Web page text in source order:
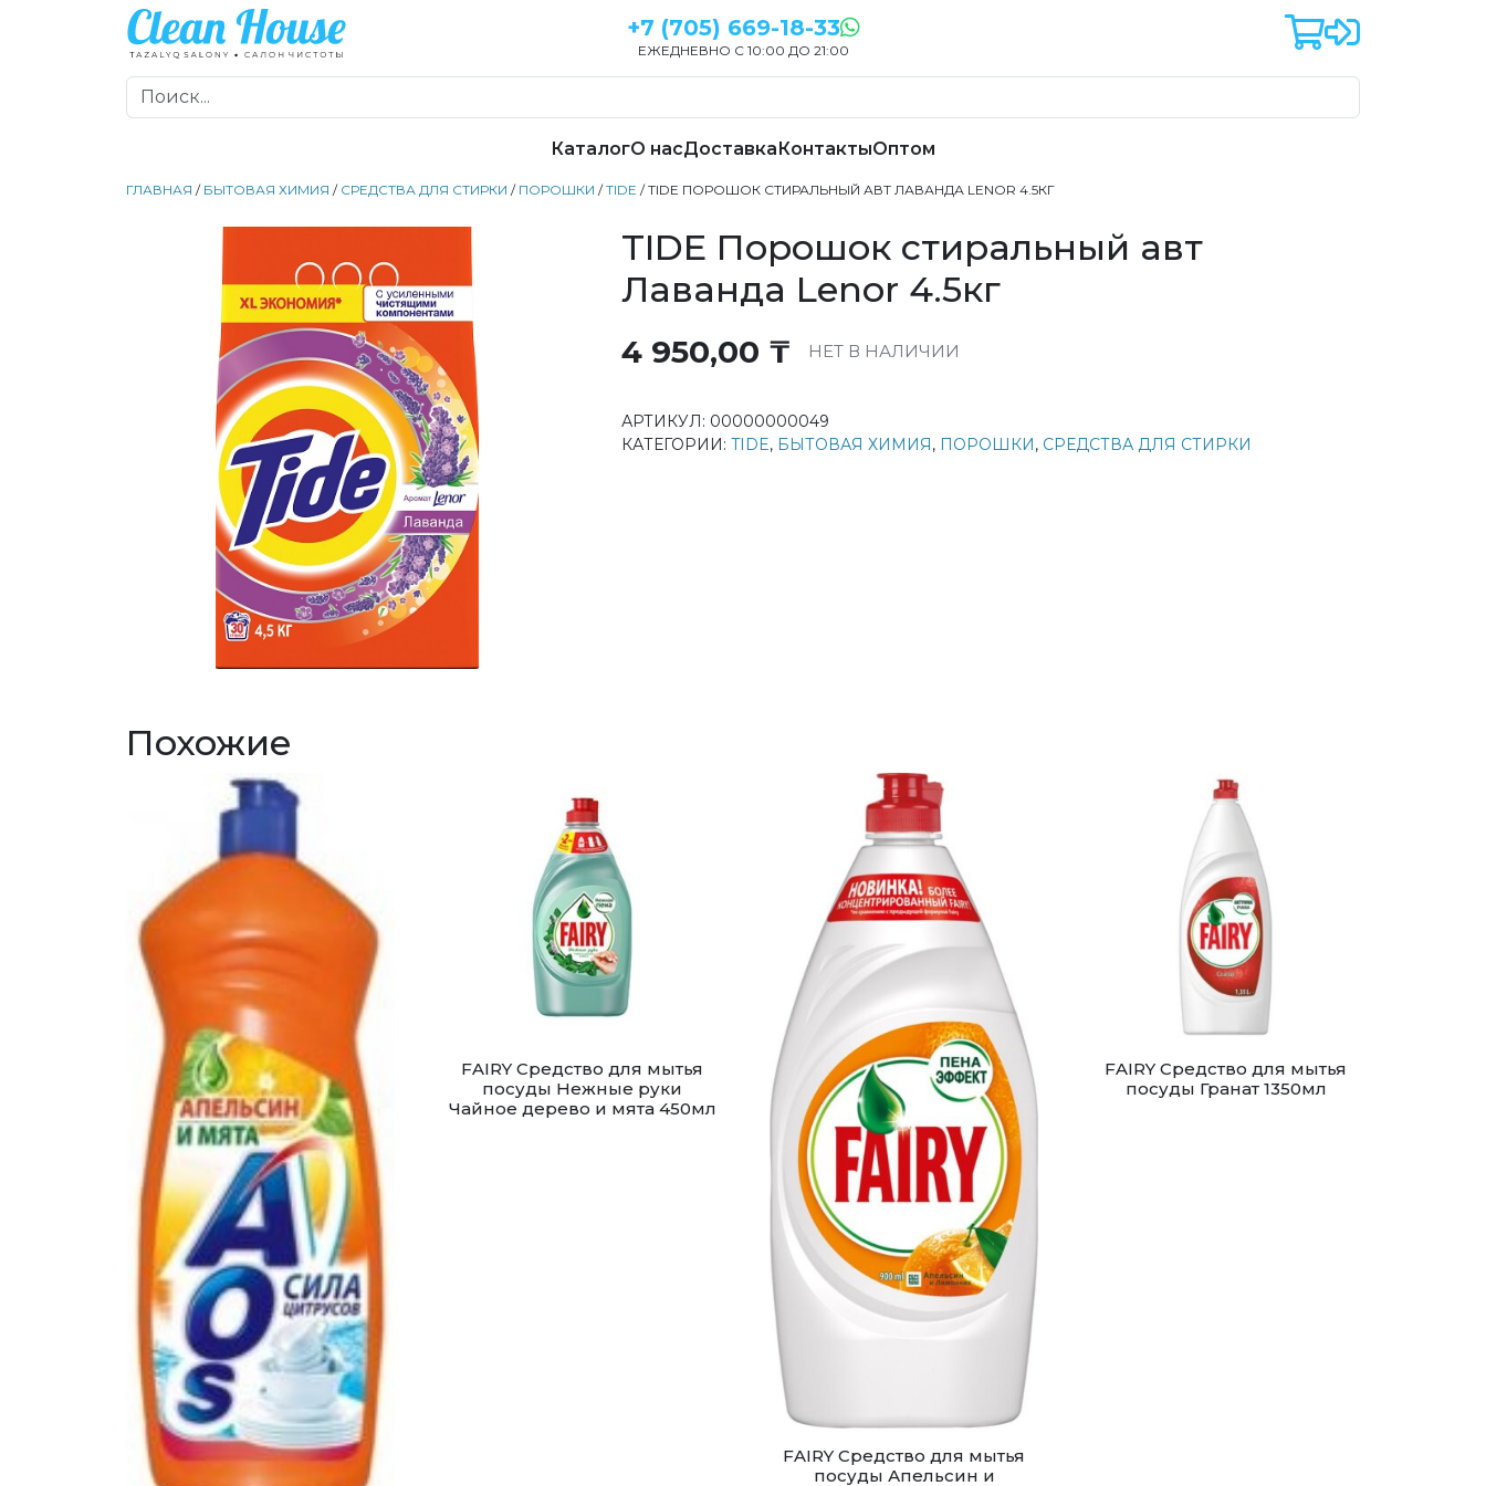
+7 (705) 669-18-33
ЕЖЕДНЕВНО С 10:00 ДО 21:00
КаталогО насДоставкаКонтактыОптом
ГЛАВНАЯ / БЫТОВАЯ ХИМИЯ / СРЕДСТВА ДЛЯ СТИРКИ / ПОРОШКИ /TIDE / TIDE ПОРОШОК СТИРАЛЬНЫЙ АВТ ЛАВАНДА LENOR 4.5КГ
TIDE Порошок стиральный авт
Лаванда Lenor 4.5кг
4 950,00 ₸ НЕТ В НАЛИЧИИ
АРТИКУЛ: 00000000049
КАТЕГОРИИ: TIDE, БЫТОВАЯ ХИМИЯ, ПОРОШКИ, СРЕДСТВА ДЛЯ СТИРКИ
Похожие
FAIRY Средство для мытья
посуды Нежные руки
Чайное дерево и мята 450мл
FAIRY Средство для мытья
посуды Апельсин и
FAIRY Средство для мытья
посуды Гранат 1350мл